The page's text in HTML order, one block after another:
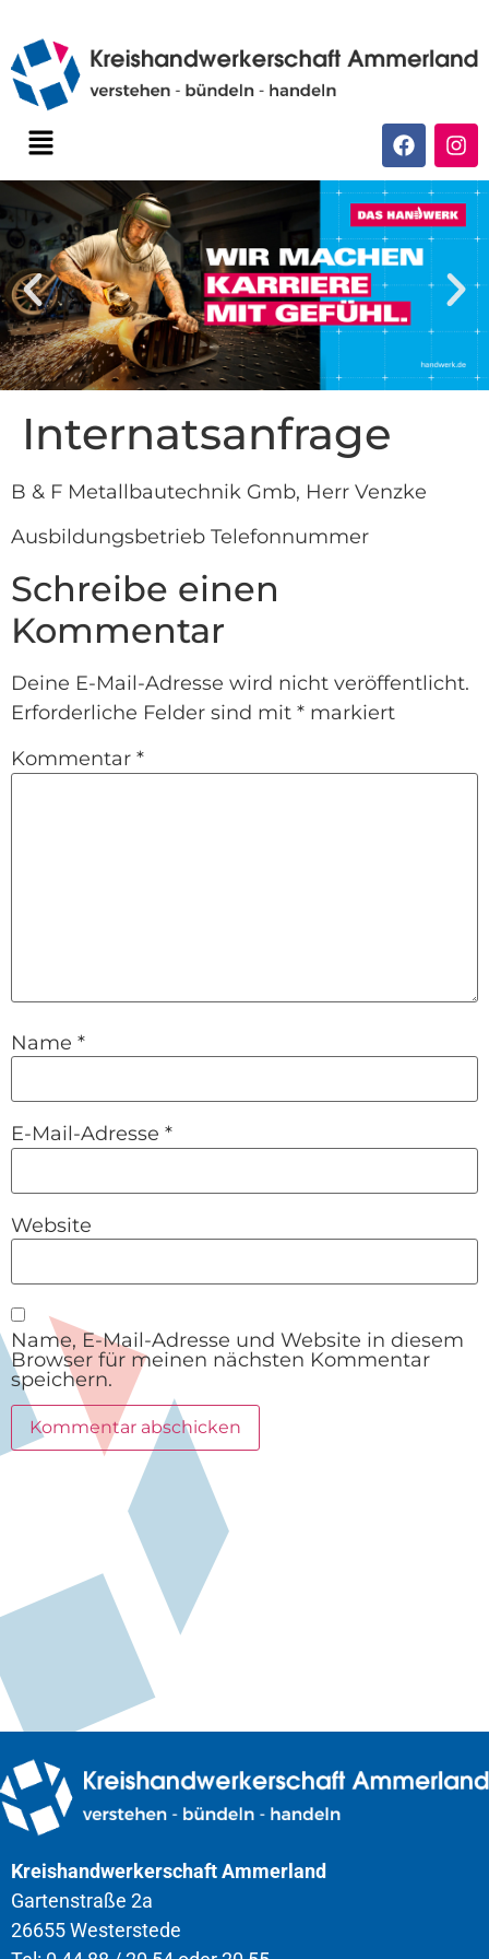
Internatsanfrage
B & F Metallbautechnik Gmb, Herr Venzke
Ausbildungsbetrieb Telefonnummer
Schreibe einen
Kommentar
Deine E-Mail-Adresse wird nicht veröffentlicht.
Erforderliche Felder sind mit * markiert
Kommentar *
Name *
E-Mail-Adresse *
Website
Name, E-Mail-Adresse und Website in diesem
Browser für meinen nächsten Kommentar
speichern.
Kreishandwerkerschaft Ammerland
Gartenstraße 2a
26655 Westerstede